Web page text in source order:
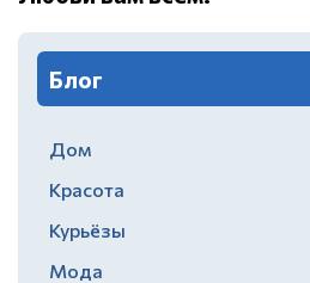
Блог
Дом
Красота
Курьёзы
Мода